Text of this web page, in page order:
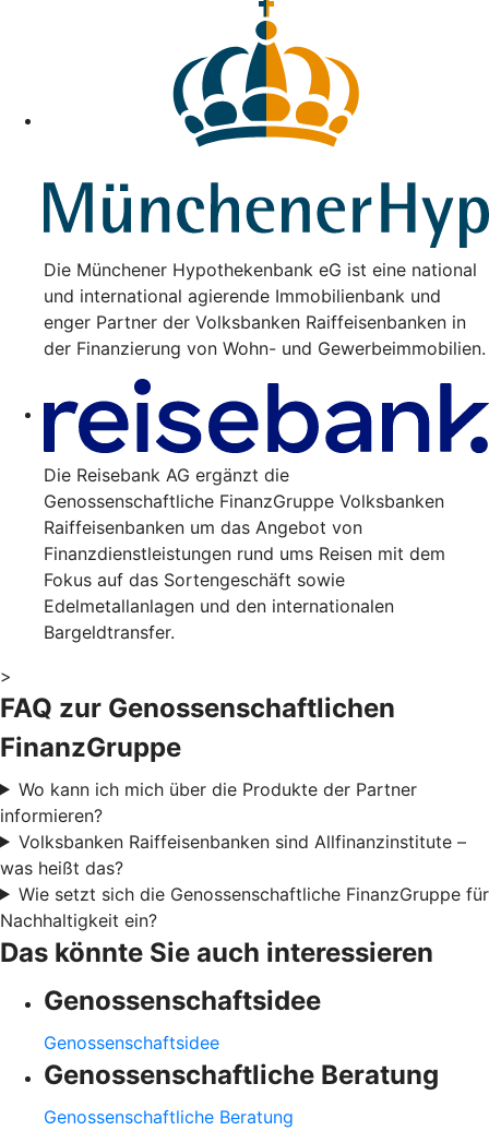
Die Münchener Hypothekenbank eG ist eine national
und international agierende Immobilienbank und
enger Partner der Volksbanken Raiffeisenbanken in
der Finanzierung von Wohn- und Gewerbeimmobilien.
Die Reisebank AG ergänzt die
Genossenschaftliche FinanzGruppe Volksbanken
Raiffeisenbanken um das Angebot von
Finanzdienstleistungen rund ums Reisen mit dem
Fokus auf das Sortengeschäft sowie
Edelmetallanlagen und den internationalen
Bargeldtransfer.
>
FAQ zur Genossenschaftlichen
FinanzGruppe
Wo kann ich mich über die Produkte der Partner
informieren?
Volksbanken Raiffeisenbanken sind Allfinanzinstitute –
was heißt das?
Wie setzt sich die Genossenschaftliche FinanzGruppe für
Nachhaltigkeit ein?
Das könnte Sie auch interessieren
Genossenschaftsidee
Genossenschaftsidee
Genossenschaftliche Beratung
Genossenschaftliche Beratung